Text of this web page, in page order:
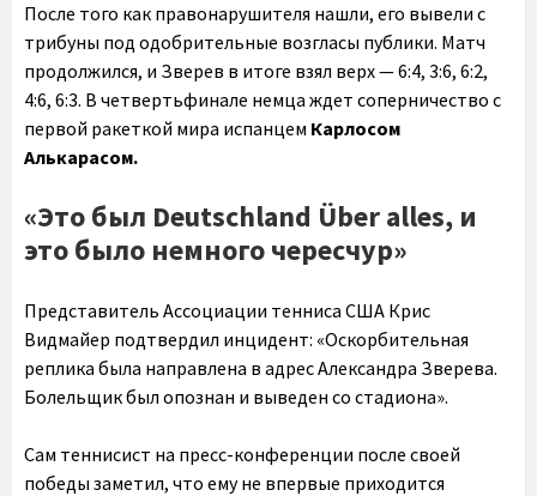
После того как правонарушителя нашли, его вывели с
трибуны под одобрительные возгласы публики. Матч
продолжился, и Зверев в итоге взял верх — 6:4, 3:6, 6:2,
4:6, 6:3. В четвертьфинале немца ждет соперничество с
первой ракеткой мира испанцем Карлосом
Алькарасом.
«Это был Deutschland Über alles, и
это было немного чересчур»
Представитель Ассоциации тенниса США Крис
Видмайер подтвердил инцидент: «Оскорбительная
реплика была направлена в адрес Александра Зверева.
Болельщик был опознан и выведен со стадиона».
Сам теннисист на пресс-конференции после своей
победы заметил, что ему не впервые приходится